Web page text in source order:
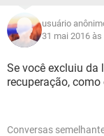
usuário
31 mai 2016 às
Se você excluiu da
recuperação, como
Conversas